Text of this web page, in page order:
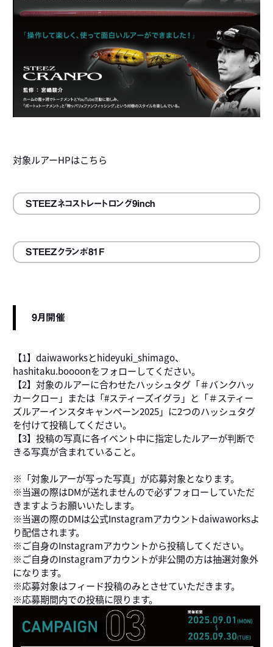
対象ルアーHPはこちら
STEEZネコストレートロング9inch
STEEZクランポ81F
9月開催
【1】daiwaworksとhideyuki_shimago、
hashitaku.boooonをフォローしてください。
【2】対象のルアーに合わせたハッシュタグ「＃バンクハッ
カークロー」または「#スティーズイグラ」と「＃スティー
ズルアーインスタキャンペーン2025」に2つのハッシュタグ
を付けて投稿してください。
【3】投稿の写真に各イベント中に指定したルアーが判断で
きる写真が含まれていること。
※「対象ルアーが写った写真」が応募対象となります。
※当選の際はDMが送れませんので必ずフォローしていただ
きますようお願いいたします。
※当選の際のDMは公式Instagramアカウントdaiwaworksよ
り配信されます。
※ご自身のInstagramアカウントから投稿してください。
※ご自身のInstagramアカウントが非公開の方は抽選対象外
になります。
※応募対象はフィード投稿のみとさせていただきます。
※応募期間内での投稿に限ります。